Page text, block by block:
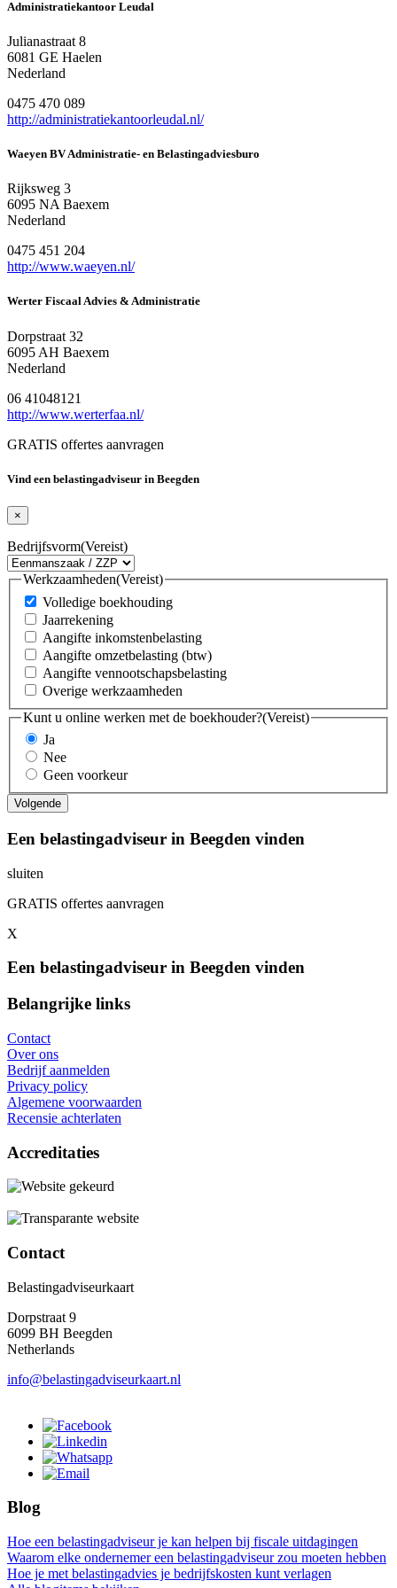
Administratiekantoor Leudal
Julianastraat 8
6081 GE Haelen
Nederland
0475 470 089
http://administratiekantoorleudal.nl/
Waeyen BV Administratie- en Belastingadviesburo
Rijksweg 3
6095 NA Baexem
Nederland
0475 451 204
http://www.waeyen.nl/
Werter Fiscaal Advies & Administratie
Dorpstraat 32
6095 AH Baexem
Nederland
06 41048121
http://www.werterfaa.nl/
GRATIS offertes aanvragen
Vind een belastingadviseur in Beegden
×
Bedrijfsvorm(Vereist)
Werkzaamheden(Vereist)
Volledige boekhouding
Jaarrekening
Aangifte inkomstenbelasting
Aangifte omzetbelasting (btw)
Aangifte vennootschapsbelasting
Overige werkzaamheden
Kunt u online werken met de boekhouder?(Vereist)
Ja
Nee
Geen voorkeur
Een belastingadviseur in Beegden vinden
sluiten
GRATIS offertes aanvragen
X
Een belastingadviseur in Beegden vinden
Belangrijke links
Contact
Over ons
Bedrijf aanmelden
Privacy policy
Algemene voorwaarden
Recensie achterlaten
Accreditaties
Contact
Belastingadviseurkaart
Dorpstraat 9
6099 BH Beegden
Netherlands
info@belastingadviseurkaart.nl
Blog
Hoe een belastingadviseur je kan helpen bij fiscale uitdagingen
Waarom elke ondernemer een belastingadviseur zou moeten hebben
Hoe je met belastingadvies je bedrijfskosten kunt verlagen